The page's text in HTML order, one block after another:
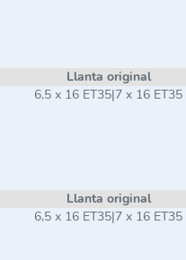
Llanta original
6,5 x 16 ET35|7 x 16 ET35
Llanta original
6,5 x 16 ET35|7 x 16 ET35